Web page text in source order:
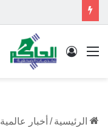
القائمة تسجيل الدخول
الرئيسية / أخبار عالمية